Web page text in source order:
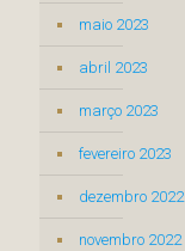
maio 2023
abril 2023
março 2023
fevereiro 2023
dezembro 2022
novembro 2022